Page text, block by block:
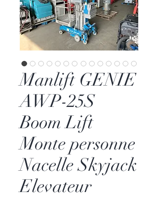
Manlift GENIE
AWP-25S
Boom Lift
Monte personne
Nacelle Skyjack
Elevateur